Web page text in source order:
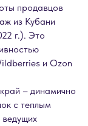
продавцов
из Кубани
г.). Это
и Ozon
– динамично
с теплым